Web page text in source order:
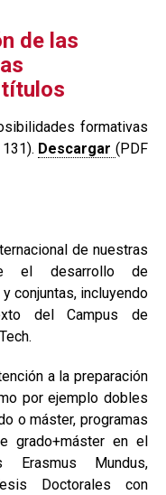
de las
formativas
Descargar(PDF
de nuestras
el desarrollo de
conjuntas, incluyendo
del Campus de
a la preparación
por ejemplo dobles
o máster, programas
grado+máster en el
Erasmus Mundus,
Doctorales con